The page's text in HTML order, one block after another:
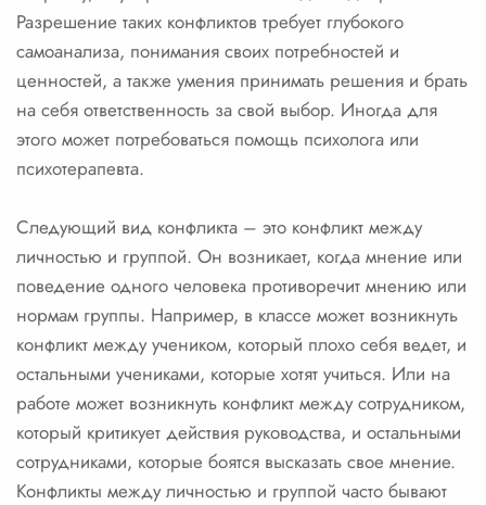
Разрешение таких конфликтов требует глубокого
самоанализа, понимания своих потребностей и
ценностей, а также умения принимать решения и брать
на себя ответственность за свой выбор. Иногда для
этого может потребоваться помощь психолога или
психотерапевта.
Следующий вид конфликта – это конфликт между
личностью и группой. Он возникает, когда мнение или
поведение одного человека противоречит мнению или
нормам группы. Например, в классе может возникнуть
конфликт между учеником, который плохо себя ведет, и
остальными учениками, которые хотят учиться. Или на
работе может возникнуть конфликт между сотрудником,
который критикует действия руководства, и остальными
сотрудниками, которые боятся высказать свое мнение.
Конфликты между личностью и группой часто бывают